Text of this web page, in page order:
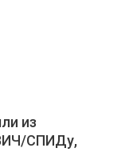
из
СПИДу,